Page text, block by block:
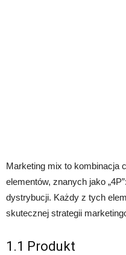
Marketing mix to kombinacja
elementów, znanych jako
dystrybucji. Każdy z tych
skutecznej strategii
1.1 Produkt